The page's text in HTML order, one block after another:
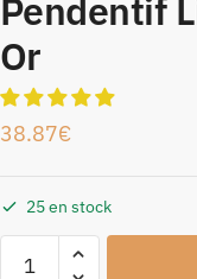
Pendentif
Or
38.87€
25 en stock